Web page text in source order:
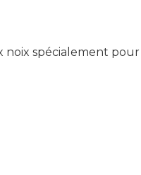
noix spécialement